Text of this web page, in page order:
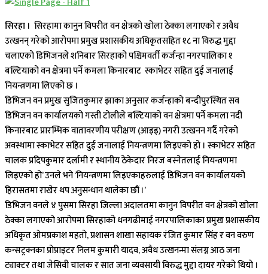
सिरहा । सिरहामा कानुन विपरीत वन क्षेत्रको खोला ठेक्का लगाएको र अवैध
उत्खनन् गरेको आरोपमा प्रमुख प्रशासकीय अधिकृतसहित १८ ना विरुद्ध मुद्दा
चलाएको डिभिजनले शनिबार सिरहाको पश्चिमवर्ती कर्जन्हा नगरपालिका १
बल्टियाको वन क्षेत्रमा पर्ने कमला किनारबाट स्काभेटर सहित दुई जनालाई
नियन्त्रणमा लिएको छ ।
डिभिजन वन प्रमुख सुजितकुमार झाका अनुसार कर्जन्हाको बन्दीपुरस्थित सव
डिभिजन वन कार्यालयको गस्ती टोलीले बल्टियाको वन क्षेत्रमा पर्ने कमला नदी
किनारबाट प्रारम्भिक वातावरणीय परीक्षण (आइइ) नगरी उत्खनन गर्दै गरेको
अवस्थामा स्काभेटर सहित दुई जनालाई नियन्त्रणमा लिइएको हो । स्काभेटर सहित
चालक प्रदिपकुमार दर्लामी र स्थानीय ठेकेदार निरज बस्नेतलाई नियन्त्रणमा
लिइएको हो’ उनले भने ‘नियन्त्रणमा लिइएकाहरुलाई डिभिजन वन कार्यालयको
हिरासतमा राखेर थप अनुसन्धान थालेका छौं ।’
डिभिजन वनले ४ पुसमा सिरहा जिल्ला अदालतमा कानुन विपरीत वन क्षेत्रको खोला
ठेक्का लगाएको आरोपमा सिरहाको धनगढीमाई नगरपालिकाका प्रमुख प्रशासकीय
अधिकृत ओमप्रकाश महतो, प्रशासन शाखा सहायक रंजित कुमार सिंह र वन वरुण
कन्सट्रक्नका प्रोप्राइटर निलम कुमारी यादव, अवैध उत्खनन्मा संलग्न आठ जना
ट्याक्टर तथा जेसिवी चालक र सात जना व्यवसायी विरुद्ध मुद्दा दायर गरेको थियो ।